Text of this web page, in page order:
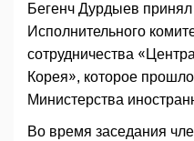
Бегенч Дурдыев
Исполнительного
сотрудничества
Корея», которое
Министерства
Во время заседания